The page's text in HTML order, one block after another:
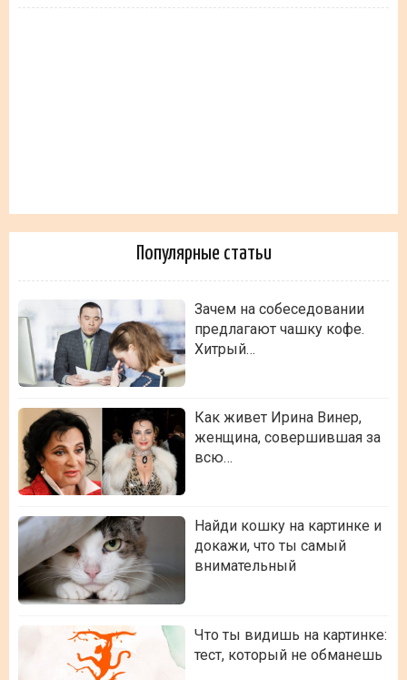
Популярные статьи
Зачем на собеседовании
предлагают чашку кофе.
Хитрый…
Как живет Ирина Винер,
женщина, совершившая за
всю…
Найди кошку на картинке и
докажи, что ты самый
внимательный
Что ты видишь на картинке:
тест, который не обманешь